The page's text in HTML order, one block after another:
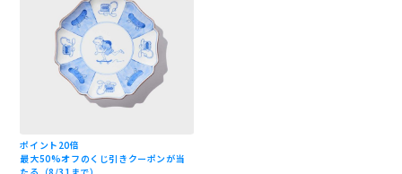
ポイント20倍
最大50%オフのくじ引きクーポンが当